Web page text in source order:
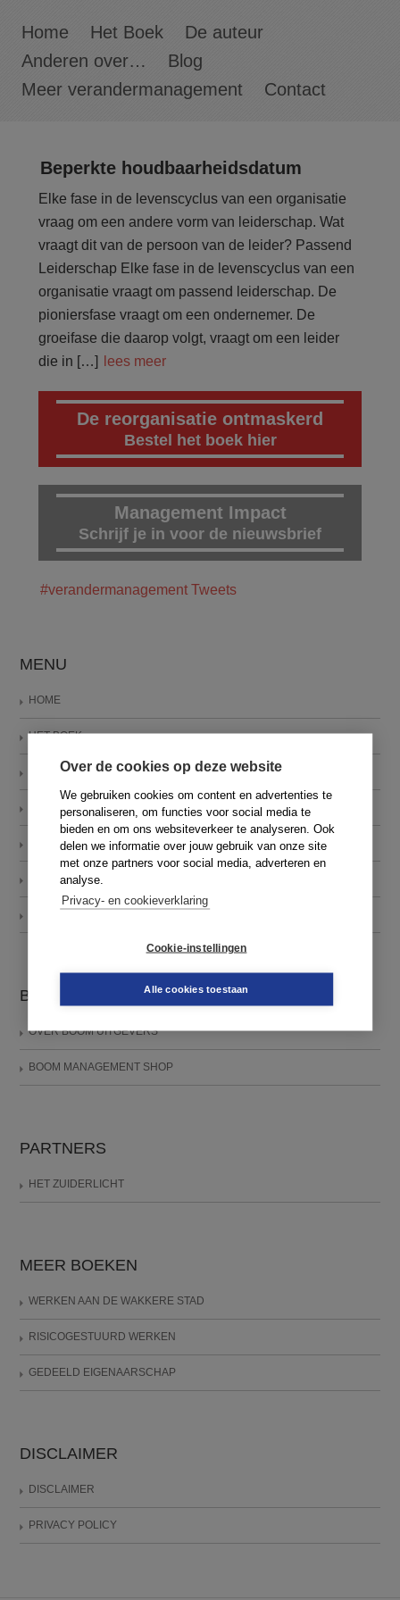
Over de cookies op deze website
We gebruiken cookies om content en advertenties te
personaliseren, om functies voor social media te
bieden en om ons websiteverkeer te analyseren. Ook
delen we informatie over jouw gebruik van onze site
met onze partners voor social media, adverteren en
analyse.
Privacy- en cookieverklaring
Cookie-instellingen
Alle cookies toestaan
Home Het Boek
De auteur
Anderen over…
Blog
Meer verandermanagement
Contact
Beperkte houdbaarheidsdatum
Elke fase in de levenscyclus van een organisatie
vraag om een andere vorm van leiderschap. Wat
vraagt dit van de persoon van de leider? Passend
Leiderschap Elke fase in de levenscyclus van een
organisatie vraagt om passend leiderschap. De
pioniersfase vraagt om een ondernemer. De
groeifase die daarop volgt, vraagt om een leider
die in […]
lees meer
De reorganisatie ontmaskerd
Bestel het boek hier
Management Impact
Schrijf je in voor de nieuwsbrief
#verandermanagement Tweets
MENU
HOME
HET BOEK
DE AUTEUR
ANDEREN OVER…
MEER VERANDERMANAGEMENT
BOOM
OVER BOOM UITGEVERS
BOOM MANAGEMENT SHOP
PARTNERS
HET ZUIDERLICHT
MEER BOEKEN
WERKEN AAN DE WAKKERE STAD
RISICOGESTUURD WERKEN
GEDEELD EIGENAARSCHAP
DISCLAIMER
DISCLAIMER
PRIVACY POLICY